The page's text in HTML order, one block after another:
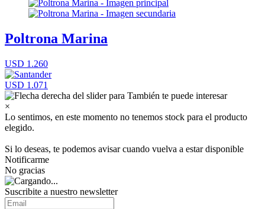
Poltrona Marina
USD 1.260
USD 1.071
×
Lo sentimos, en este momento no tenemos stock para el producto
elegido.
Si lo deseas, te podemos avisar cuando vuelva a estar disponible
Notificarme
No gracias
Suscribite a nuestro newsletter